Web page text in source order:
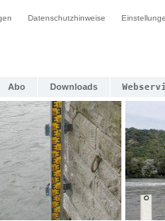
Datenschutzhinweise
Abo Downloads